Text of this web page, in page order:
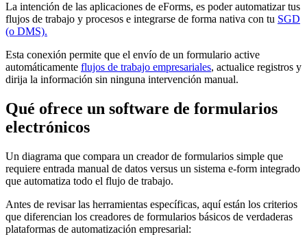
La intención de las aplicaciones de eForms, es poder automatizar tus
flujos de trabajo y procesos e integrarse de forma nativa con tu SGD
(o DMS).
Esta conexión permite que el envío de un formulario active
automáticamente flujos de trabajo empresariales, actualice registros y
dirija la información sin ninguna intervención manual.
Qué ofrece un software de formularios
electrónicos
Un diagrama que compara un creador de formularios simple que
requiere entrada manual de datos versus un sistema e-form integrado
que automatiza todo el flujo de trabajo.
Antes de revisar las herramientas específicas, aquí están los criterios
que diferencian los creadores de formularios básicos de verdaderas
plataformas de automatización empresarial: